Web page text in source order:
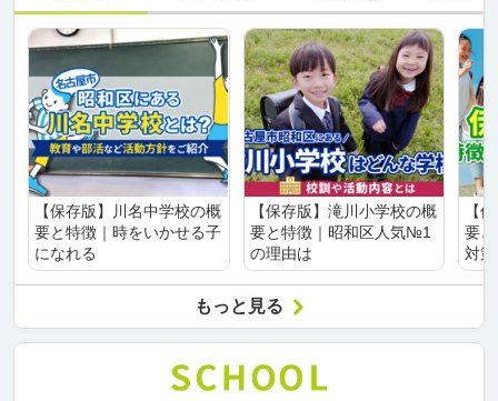
【保存版】川名中学校の概
要と特徴｜時をいかせる子
になれる
【保存版】滝川小学校の概
要と特徴｜昭和区人気№1
の理由は
【
要
対
もっと見る